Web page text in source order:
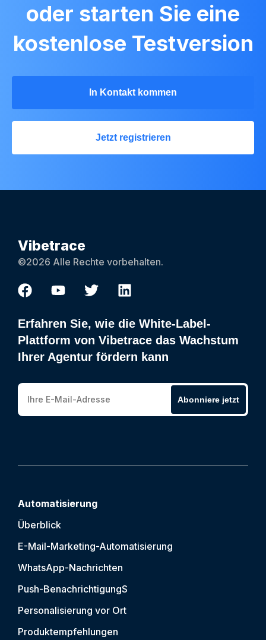
oder starten Sie eine
kostenlose Testversion
In Kontakt kommen
Jetzt registrieren
Vibetrace
©2026 Alle Rechte vorbehalten.
Erfahren Sie, wie die White-Label-
Plattform von Vibetrace das Wachstum
Ihrer Agentur fördern kann
Abonniere jetzt
Automatisierung
Überblick
E-Mail-Marketing-Automatisierung
WhatsApp-Nachrichten
Push-BenachrichtigungS
Personalisierung vor Ort
Produktempfehlungen